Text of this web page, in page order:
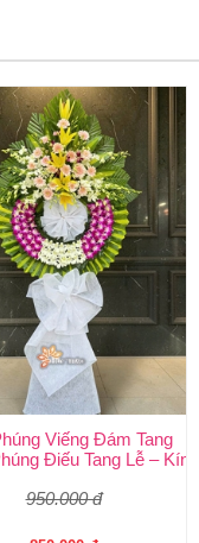
Chọn Nhiều Nhất
Viếng Đám Tang
Điếu Tang Lễ –
950.000 đ